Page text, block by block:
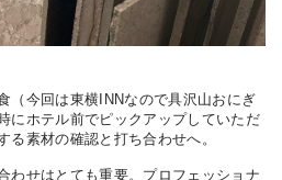
（今回は東横INNなので具沢山おにぎ
にホテル前でピックアップしていただ
る素材の確認と打ち合わせへ。
わせはとても重要。プロフェッショナ